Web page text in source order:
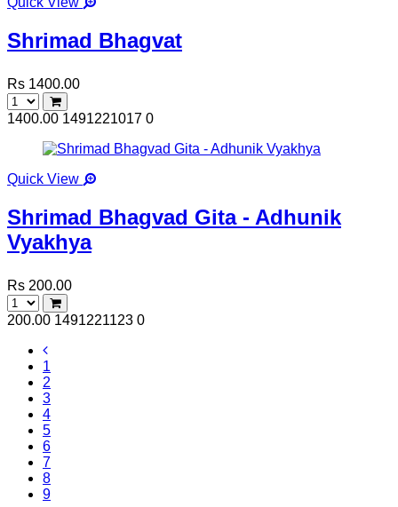
Shrimad Bhagvat
Rs 1400.00
1400.00 1491221017 0
Quick View
Shrimad Bhagvad Gita - Adhunik
Vyakhya
Rs 200.00
200.00 1491221123 0
1
2
3
4
5
6
7
8
9